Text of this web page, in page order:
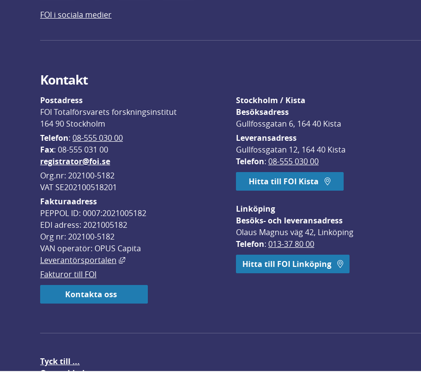
FOI i sociala medier
Kontakt
Postadress
FOI Totalförsvarets forskningsinstitut
164 90 Stockholm
Telefon: 08-555 030 00
Fax: 08-555 031 00
registrator@foi.se
Org.nr: 202100-5182
VAT SE202100518201
Fakturaadress
PEPPOL ID: 0007:2021005182
EDI adress: 2021005182
Org nr: 202100-5182
VAN operatör: OPUS Capita
Leverantörsportalen
Länk till annan webbplats, öppnas i nytt fönster.
Fakturor till FOI
Kontakta oss
Stockholm / Kista
Besöksadress
Gullfossgatan 6, 164 40 Kista
Leveransadress
Gullfossgatan 12, 164 40 Kista
Telefon: 08-555 030 00
Hitta till FOI Kista
Linköping
Besöks- och leveransadress
Olaus Magnus väg 42, Linköping
Telefon: 013-37 80 00
Hitta till FOI Linköping
Tyck till ...